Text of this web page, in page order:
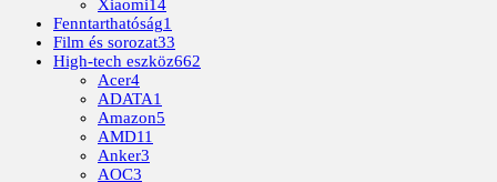
Xiaomi14
Fenntarthatóság1
Film és sorozat33
High-tech eszköz662
Acer4
ADATA1
Amazon5
AMD11
Anker3
AOC3